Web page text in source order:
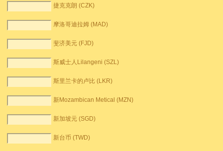
捷克克朗 (CZK)
摩洛哥迪拉姆 (MAD)
斐济美元 (FJD)
斯威士人Lilangeni (SZL)
斯里兰卡的卢比 (LKR)
新Mozambican Metical (MZN)
新加坡元 (SGD)
新台币 (TWD)